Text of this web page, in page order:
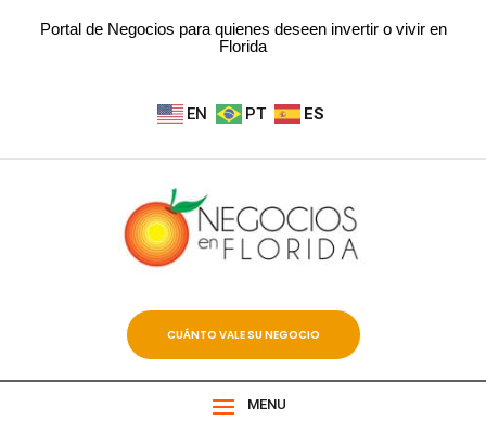
Portal de Negocios para quienes deseen invertir o vivir en
Florida
EN PT ES
CUÁNTO VALE SU NEGOCIO
MENU